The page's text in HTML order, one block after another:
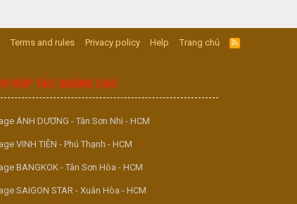
Terms and rules Privacy policy Help Trang chủ
R
S
HỢP TÁC QUẢNG CÁO
ÁNH DƯƠNG - Tân Sơn Nhì - HCM
VINH TIÊN - Phú Thạnh - HCM
BANGKOK - Tân Sơn Hòa - HCM
SAIGON STAR - Xuân Hòa - HCM